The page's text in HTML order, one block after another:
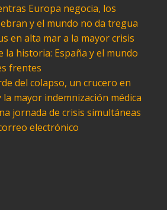
Europa negocia, los
y el mundo no da tregua
en alta mar a la mayor crisis
la historia: España y el mundo
frentes
del colapso, un crucero en
mayor indemnización médica
jornada de crisis simultáneas
electrónico